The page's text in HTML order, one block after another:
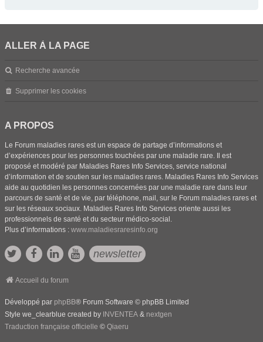
ALLER À LA PAGE
Recherche avancée
Supprimer les cookies
A PROPOS
Le Forum maladies rares est un espace de partage d’informations et
d’expériences pour les personnes touchées par une maladie rare. Il est
proposé et modéré par Maladies Rares Info Services, service national
d’information et de soutien sur les maladies rares. Maladies Rares Info Services
aide au quotidien les personnes concernées par une maladie rare dans leur
parcours de santé et de vie, par téléphone, mail, sur le Forum maladies rares et
sur les réseaux sociaux. Maladies Rares Info Services oriente aussi les
professionnels de santé et du secteur médico-social.
Plus d’informations : www.maladiesraresinfo.org
newsletter
Accueil du forum
Développé par phpBB® Forum Software © phpBB Limited
Style we_clearblue created by INVENTEA & nextgen
Traduction française officielle © Qiaeru